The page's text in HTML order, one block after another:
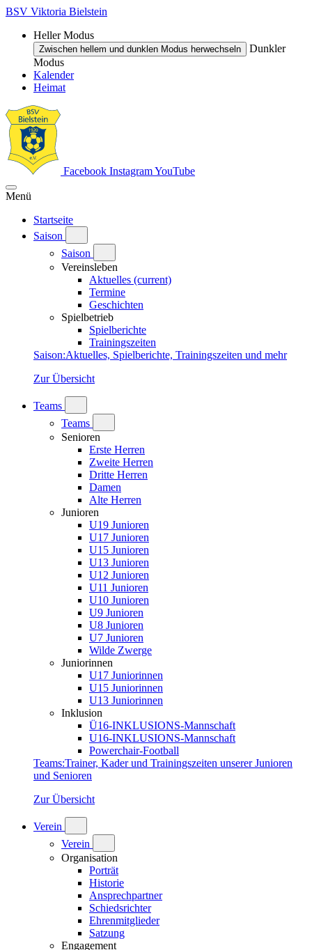
BSV Viktoria Bielstein
Heller Modus
Zwischen hellem und dunklen Modus herwechseln
Dunkler
Modus
Kalender
Heimat
Facebook InstagramYouTube
Menü
Startseite
Saison
Saison
Vereinsleben
Aktuelles (current)
Termine
Geschichten
Spielbetrieb
Spielberichte
Trainingszeiten
Saison:Aktuelles, Spielberichte, Trainingszeiten und mehr
Zur Übersicht
Teams
Teams
Senioren
Erste Herren
Zweite Herren
Dritte Herren
Damen
Alte Herren
Junioren
U19 Junioren
U17 Junioren
U15 Junioren
U13 Junioren
U12 Junioren
U11 Junioren
U10 Junioren
U9 Junioren
U8 Junioren
U7 Junioren
Wilde Zwerge
Juniorinnen
U17 Juniorinnen
U15 Juniorinnen
U13 Juniorinnen
Inklusion
Ü16-INKLUSIONS-Mannschaft
U16-INKLUSIONS-Mannschaft
Powerchair-Football
Teams:Trainer, Kader und Trainingszeiten unserer Junioren
und Senioren
Zur Übersicht
Verein
Verein
Organisation
Porträt
Historie
Ansprechpartner
Schiedsrichter
Ehrenmitglieder
Satzung
Engagement